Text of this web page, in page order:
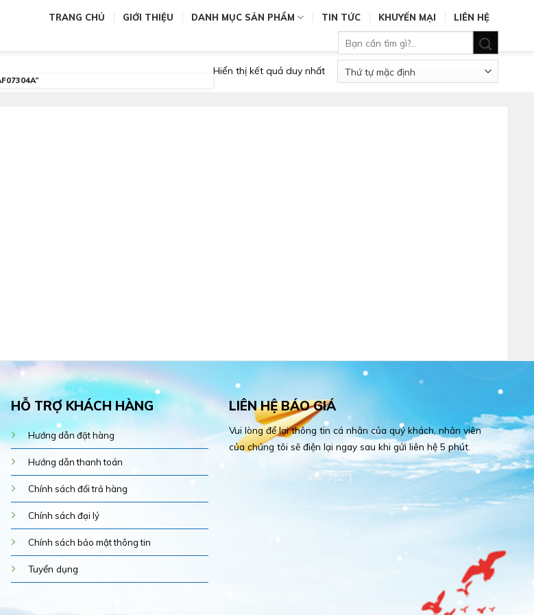
TRANG CHỦ GIỚI THIỆU DANH MỤC SẢN PHẨM TIN TỨC KHUYẾN MẠI
LIÊN HỆ
kiếm:
Hiển thị kết quả duy nhất
HỖ TRỢ KHÁCH HÀNG
Hướng dẫn đặt hàng
Hướng dẫn thanh toán
Chính sách đổi trả hàng
Chính sách đại lý
Chính sách bảo mật thông tin
Tuyển dụng
LIÊN HỆ BÁO GIÁ
Vui lòng để lại thông tin cá nhân của quý khách, nhân viên
của chúng tôi sẽ điện lại ngay sau khi gửi liên hệ 5 phút.
[contact-form-7 id="352"]